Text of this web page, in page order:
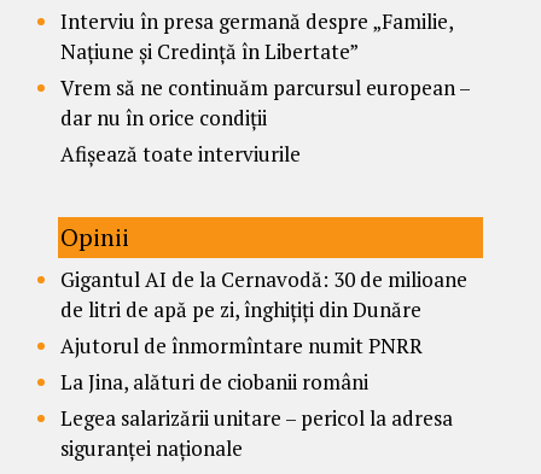
Interviu în presa germană despre „Familie,
Națiune și Credință în Libertate”
Vrem să ne continuăm parcursul european –
dar nu în orice condiții
Afișează toate interviurile
Opinii
Gigantul AI de la Cernavodă: 30 de milioane
de litri de apă pe zi, înghițiți din Dunăre
Ajutorul de înmormîntare numit PNRR
La Jina, alături de ciobanii români
Legea salarizării unitare – pericol la adresa
siguranței naționale